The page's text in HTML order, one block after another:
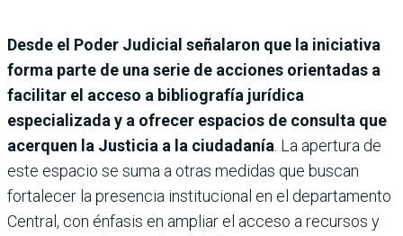
Desde el Poder Judicial señalaron que la iniciativa
forma parte de una serie de acciones orientadas a
facilitar el acceso a bibliografía jurídica
especializada y a ofrecer espacios de consulta que
acerquen la Justicia a la ciudadanía . La apertura de
este espacio se suma a otras medidas que buscan
fortalecer la presencia institucional en el departamento
Central, con énfasis en ampliar el acceso a recursos y